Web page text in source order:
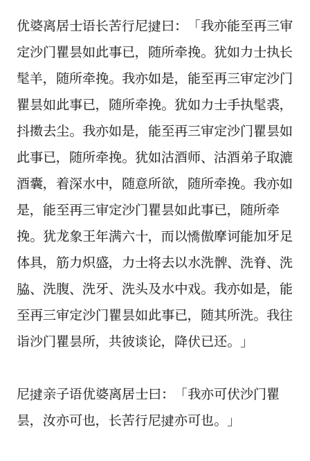
优婆离居士语长苦行尼揵曰：「我亦能至再三审
定沙门瞿昙如此事已，随所牵挽。犹如力士执长
髦羊，随所牵挽。我亦如是，能至再三审定沙门
瞿昙如此事已，随所牵挽。犹如力士手执髦裘，
抖擞去尘。我亦如是，能至再三审定沙门瞿昙如
此事已，随所牵挽。犹如沽酒师、沽酒弟子取漉
酒囊，着深水中，随意所欲，随所牵挽。我亦如
是，能至再三审定沙门瞿昙如此事已，随所牵
挽。犹龙象王年满六十，而以憍傲摩诃能加牙足
体具，筋力炽盛，力士将去以水洗髀、洗脊、洗
脇、洗腹、洗牙、洗头及水中戏。我亦如是，能
至再三审定沙门瞿昙如此事已，随其所洗。我往
诣沙门瞿昙所，共彼谈论，降伏已还。」
尼揵亲子语优婆离居士曰：「我亦可伏沙门瞿
昙，汝亦可也，长苦行尼揵亦可也。」